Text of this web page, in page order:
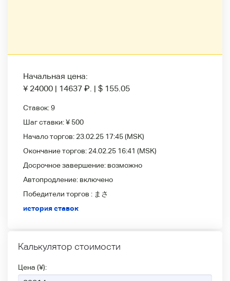
Начальная цена:
¥ 24000 | 14637 ₽. | $ 155.05
Ставок:9
Шаг ставки:¥ 500
Начало торгов: 23.02.25 17:45(MSK)
Окончание торгов: 24.02.25 16:41 (MSK)
Досрочное завершение: возможно
Автопродление: включено
Победители
торгов : まさ
история ставок
Калькулятор стоимости
Цена (¥):